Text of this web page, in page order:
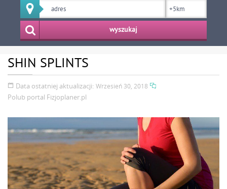
wyszukaj
SHIN SPLINTS
Data ostatniej aktualizacji: Wrzesień 30, 2018
Polub portal Fizjoplaner.pl